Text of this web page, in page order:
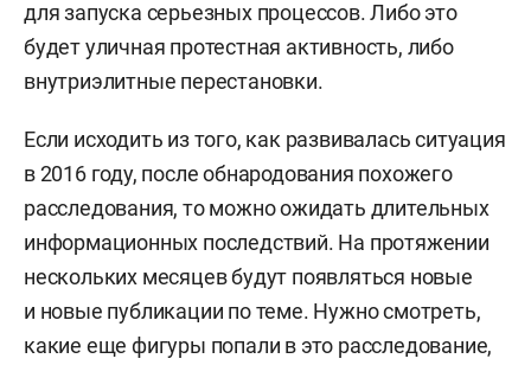
для запуска серьезных процессов. Либо это
будет уличная протестная активность, либо
внутриэлитные перестановки.
Если исходить из того, как развивалась ситуация
в 2016 году, после обнародования похожего
расследования, то можно ожидать длительных
информационных последствий. На протяжении
нескольких месяцев будут появляться новые
и новые публикации по теме. Нужно смотреть,
какие еще фигуры попали в это расследование,